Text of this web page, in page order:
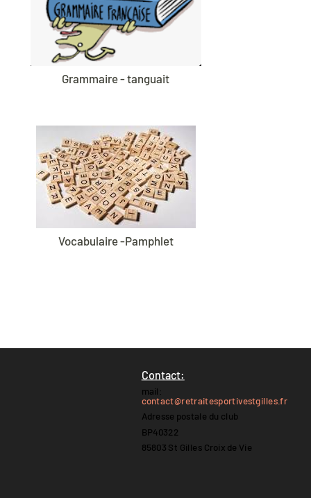
Grammaire - tanguait
Vocabulaire -Pamphlet
Contact:
mail:
contact@retraitesportivestgilles.fr
Adresse postale du club
BP40322
85803 St Gilles Croix de Vie